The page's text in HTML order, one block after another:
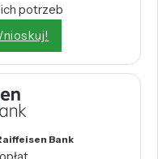
potrzeb
Bank